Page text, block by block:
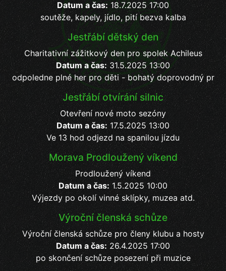
Datum a čas: 18.7.2025 17:00
soutěže, kapely, jídlo, pití bezva kalba
Jestřábí dětský den
Charitativní zážitkový den pro spolek Achileus
Datum a čas: 31.5.2025 13:00
odpoledne plné her pro děti - bohatý doprovodný pr
Jestřábí otvírání silnic
Otevření nové moto sezóny
Datum a čas: 17.5.2025 13:00
Ve 13 hod odjezd na spanilou jízdu
Morava Prodloužený víkend
Prodloužený víkend
Datum a čas:1.5.2025 10:00
Výjezdy po okolí vinné sklípky, muzea atd.
Výroční členská schůze
Výroční členská schůze pro členy klubu a hosty
Datum a čas: 26.4.2025 17:00
po skončení schůze posezení při muzice